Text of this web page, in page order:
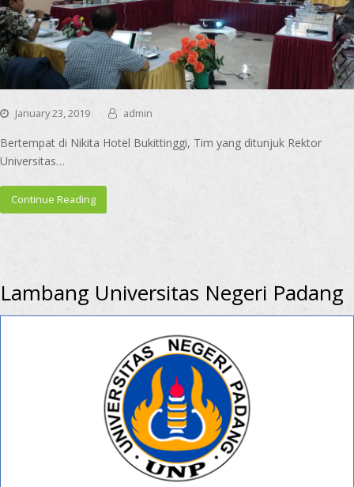
January 23, 2019 admin
Bertempat di Nikita Hotel Bukittinggi, Tim yang ditunjuk Rektor
Universitas…
Continue Reading
Lambang Universitas Negeri Padang